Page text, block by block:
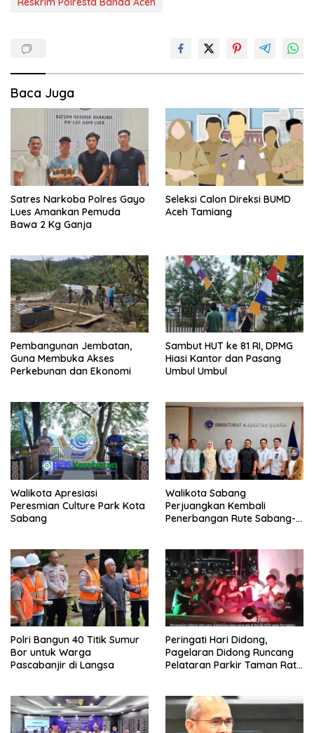
Baca Juga
Satres Narkoba Polres Gayo
Lues Amankan Pemuda
Bawa 2 Kg Ganja
Seleksi Calon Direksi BUMD
Aceh Tamiang
Pembangunan Jembatan,
Guna Membuka Akses
Perkebunan dan Ekonomi
Sambut HUT ke 81 RI, DPMG
Hiasi Kantor dan Pasang
Umbul Umbul
Walikota Apresiasi
Peresmian Culture Park Kota
Sabang
Walikota Sabang
Perjuangkan Kembali
Penerbangan Rute Sabang-
Polri Bangun 40 Titik Sumur
Bor untuk Warga
Pascabanjir di Langsa
Peringati Hari Didong,
Pagelaran Didong Runcang
Pelataran Parkir Taman Ratu